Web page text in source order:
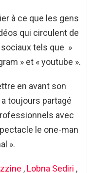
à ce que les gens
qui circulent de
tels que »
» et « youtube ».
en avant son
toujours partagé
avec
le one-man
».
, Lobna Sediri ,